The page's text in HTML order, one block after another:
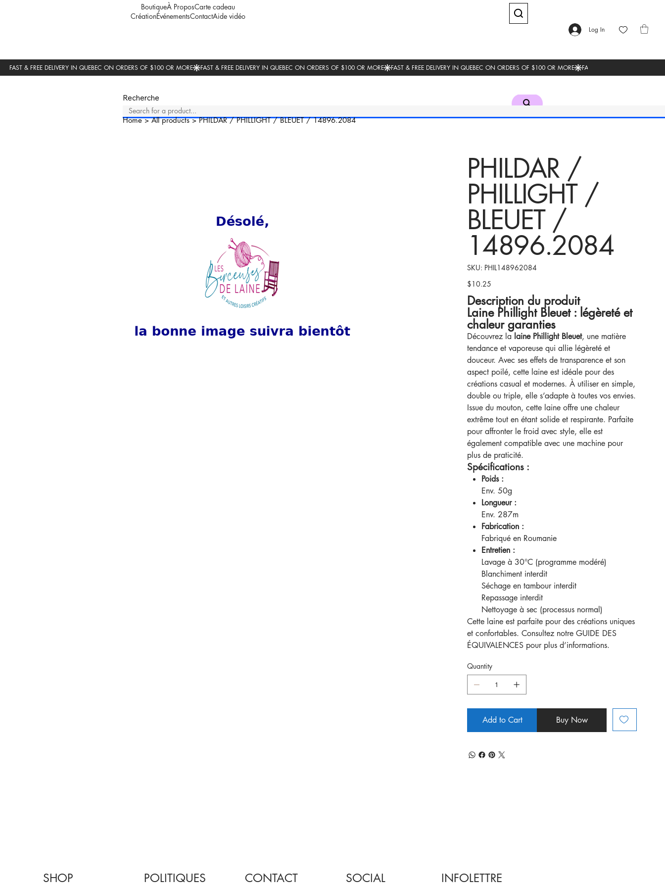
BoutiqueÀ ProposCarte cadeau
CréationÉvénementsContactAide vidéo
Log In
Recherche
Home>All products>PHILDAR / PHILLIGHT / BLEUET / 14896.2084
PHILDAR /
PHILLIGHT /
BLEUET /
14896.2084
SKU: SKU
PHIL148962084
PHIL148962084
Price
$10.25
Description du produit
Laine Phillight Bleuet : légèreté et
chaleur garanties
Découvrez la laine Phillight Bleuet, une matière
tendance et vaporeuse qui allie légèreté et
douceur. Avec ses effets de transparence et son
aspect poilé, cette laine est idéale pour des
créations casual et modernes. À utiliser en simple,
double ou triple, elle s’adapte à toutes vos envies.
Issue du mouton, cette laine offre une chaleur
extrême tout en étant solide et respirante. Parfaite
pour affronter le froid avec style, elle est
également compatible avec une machine pour
plus de praticité.
Spécifications :
Poids :
Env. 50g
Longueur :
Env. 287m
Fabrication :
Fabriqué en Roumanie
Entretien :
Lavage à 30°C (programme modéré)
Blanchiment interdit
Séchage en tambour interdit
Repassage interdit
Nettoyage à sec (processus normal)
Cette laine est parfaite pour des créations uniques
et confortables. Consultez notre GUIDE DES
ÉQUIVALENCESpour plus d’informations.
Quantity
Add to Cart Buy Now
SHOP POLITIQUES CONTACT SOCIAL INFOLETTRE